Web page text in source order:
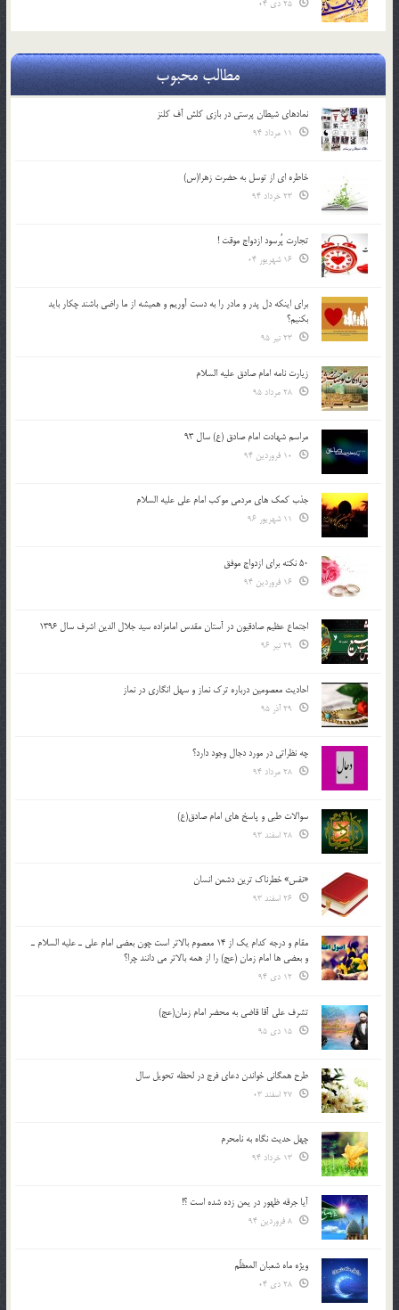
مطالب محبوب
نمادهای شیطان پرستی در بازی کلش آف کلنز
خاطره ای از توسل به حضرت زهرا(س)
تجارت پُرسود ازدواج موقت !
براي اينكه دل پدر و مادر را به دست آوريم و هميشه از ما راضي باشند چكار بايد
بكنيم؟
زیارت نامه امام صادق علیه السلام
مراسم شهادت امام صادق (ع) سال 93
جذب کمک های مردمی موکب امام علی علیه السلام
50 نکته برای ازدواج موفق
اجتماع عظیم صادقیون در آستان مقدس امامزاده سید جلال الدین اشرف سال 1396
احادیث معصومین درباره ترک نماز و سهل انگاری در نماز
چه نظراتی در مورد دجال وجود دارد؟
سوالات طبی و پاسخ های امام صادق(ع)
«نفس» خطرناک ترین دشمن انسان
مقام و درجه كدام يك از 14 معصوم بالاتر است چون بعضي امام علي ـ عليه السلام ـ
و بعضي ها امام زمان (عج) را از همه بالاتر مي دانند چرا؟
تشرف علي آقا قاضي به محضر امام زمان(عج)
طرح همگانی خواندن دعای فرج در لحظه تحویل سال
چهل حدیث نگاه به نامحرم
آیا جرقه ظهور در یمن زده شده است ؟!
ویژه ماه شعبان المعظّم